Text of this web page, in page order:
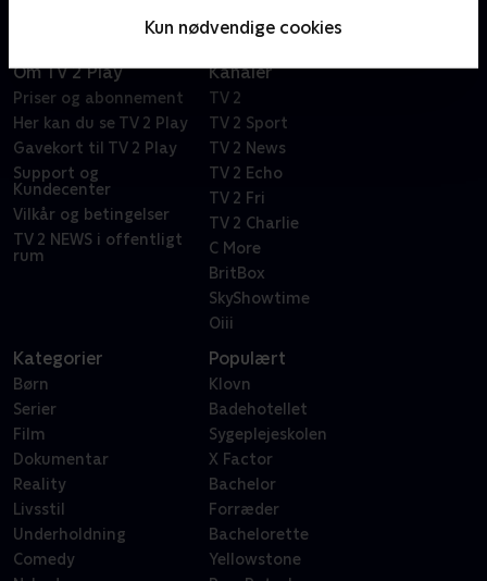
Kun nødvendige cookies
Om TV 2 Play
Priser og abonnement
Her kan du se TV 2 Play
Gavekort til TV 2 Play
Support og
Kundecenter
Vilkår og betingelser
TV 2 NEWS i offentligt
rum
Kanaler
TV 2
TV 2 Sport
TV 2 News
TV 2 Echo
TV 2 Fri
TV 2 Charlie
C More
BritBox
SkyShowtime
Oiii
Kategorier
Børn
Serier
Film
Dokumentar
Reality
Livsstil
Underholdning
Comedy
Populært
Klovn
Badehotellet
Sygeplejeskolen
X Factor
Bachelor
Forræder
Bachelorette
Yellowstone